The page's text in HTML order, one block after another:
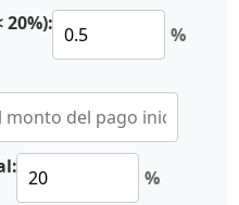
%
%